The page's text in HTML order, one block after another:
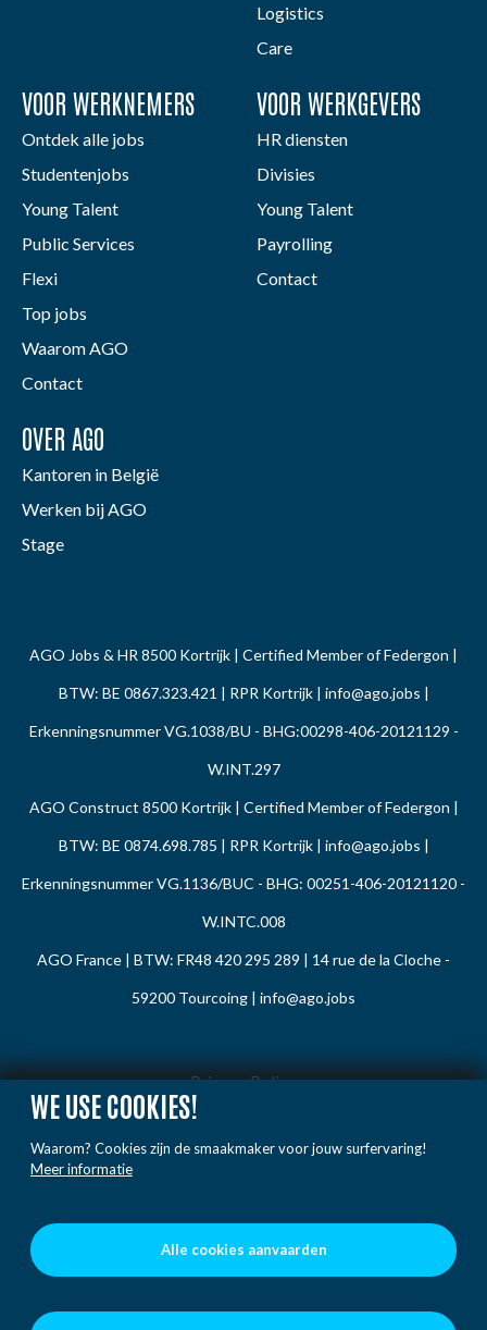
WE USE COOKIES!
Waarom? Cookies zijn de smaakmaker voor jouw surfervaring!
Meer informatie
Alle cookies aanvaarden
Logistics
Care
VOOR WERKNEMERS
Ontdek alle jobs
Studentenjobs
Young Talent
Public Services
Flexi
Top jobs
Waarom AGO
Contact
VOOR WERKGEVERS
HR diensten
Divisies
Young Talent
Payrolling
Contact
OVER AGO
Kantoren in België
Werken bij AGO
Stage
AGO Jobs & HR 8500 Kortrijk | Certified Member of Federgon |
BTW: BE 0867.323.421 | RPR Kortrijk | info@ago.jobs |
Erkenningsnummer VG.1038/BU - BHG:00298-406-20121129 -
W.INT.297
AGO Construct 8500 Kortrijk | Certified Member of Federgon |
BTW: BE 0874.698.785 | RPR Kortrijk | info@ago.jobs |
Erkenningsnummer VG.1136/BUC - BHG: 00251-406-20121120 -
W.INTC.008
AGO France | BTW: FR48 420 295 289 | 14 rue de la Cloche -
59200 Tourcoing | info@ago.jobs
Privacy Policy
Cookie Policy
Gedragsregels
Voorwaarden